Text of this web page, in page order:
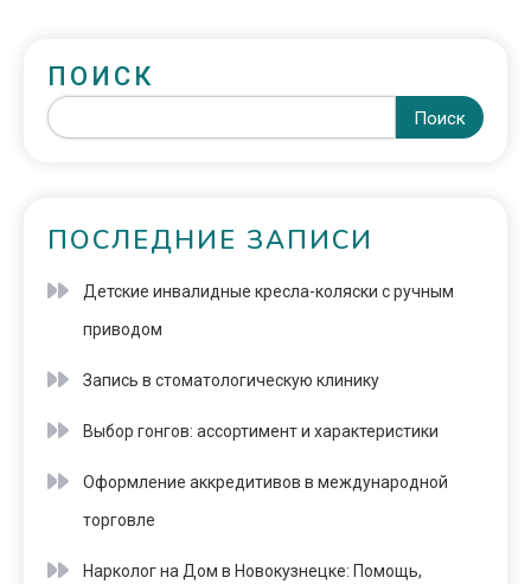
ПОИСК
Поиск
ПОСЛЕДНИЕ ЗАПИСИ
Детские инвалидные кресла-коляски с ручным
приводом
Запись в стоматологическую клинику
Выбор гонгов: ассортимент и характеристики
Оформление аккредитивов в международной
торговле
Нарколог на Дом в Новокузнецке: Помощь,